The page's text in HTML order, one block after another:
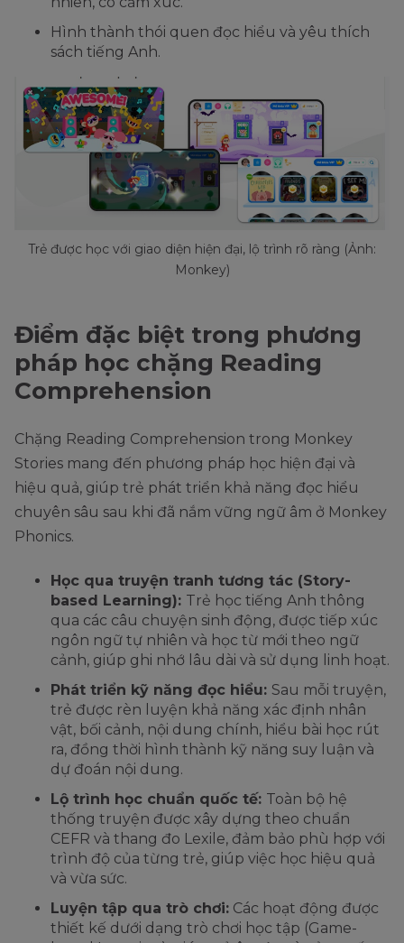
Hình thành thói quen đọc hiểu và yêu thích
sách tiếng Anh.
Trẻ được học với giao diện hiện đại, lộ trình rõ ràng (Ảnh:
Monkey)
Điểm đặc biệt trong phương
pháp học chặng Reading
Comprehension
Chặng Reading Comprehension trong Monkey
Stories mang đến phương pháp học hiện đại và
hiệu quả, giúp trẻ phát triển khả năng đọc hiểu
chuyên sâu sau khi đã nắm vững ngữ âm ở Monkey
Phonics.
Học qua truyện tranh tương tác (Story-
based Learning): Trẻ học tiếng Anh thông
qua các câu chuyện sinh động, được tiếp xúc
ngôn ngữ tự nhiên và học từ mới theo ngữ
cảnh, giúp ghi nhớ lâu dài và sử dụng linh hoạt.
Phát triển kỹ năng đọc hiểu: Sau mỗi truyện,
trẻ được rèn luyện khả năng xác định nhân
vật, bối cảnh, nội dung chính, hiểu bài học rút
ra, đồng thời hình thành kỹ năng suy luận và
dự đoán nội dung.
Lộ trình học chuẩn quốc tế: Toàn bộ hệ
thống truyện được xây dựng theo chuẩn
CEFR và thang đo Lexile, đảm bảo phù hợp với
trình độ của từng trẻ, giúp việc học hiệu quả
và vừa sức.
Luyện tập qua trò chơi: Các hoạt động được
thiết kế dưới dạng trò chơi học tập (Game-